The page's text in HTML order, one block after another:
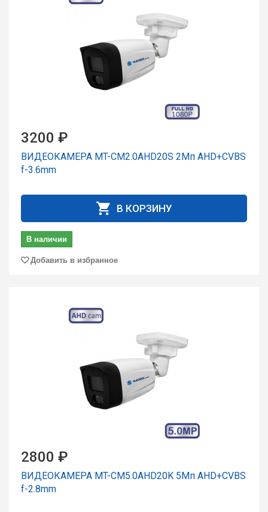
3200 ₽
ВИДЕОКАМЕРА MT-CM2.0AHD20S 2Мп AHD+CVBS
f-3.6mm
В КОРЗИНУ
В наличии
Добавить в избранное
2800 ₽
ВИДЕОКАМЕРА MT-CM5.0AHD20K 5Мп AHD+CVBS
f-2.8mm